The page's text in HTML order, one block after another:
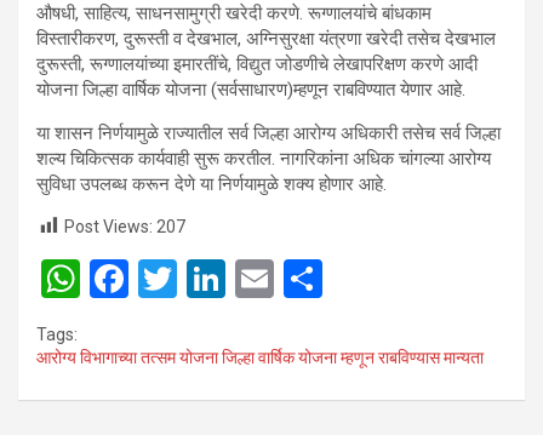
औषधी, साहित्य, साधनसामुग्री खरेदी करणे. रूग्णालयांचे बांधकाम
विस्तारीकरण, दुरूस्ती व देखभाल, अग्न‍िसुरक्षा यंत्रणा खरेदी तसेच देखभाल
दुरूस्ती, रूग्णालयांच्या इमारतींचे, विद्युत जोडणीचे लेखापरिक्षण करणे आदी
योजना जिल्हा वार्षिक योजना (सर्वसाधारण)म्हणून राबविण्यात येणार आहे.
या शासन निर्णयामुळे राज्यातील सर्व जिल्हा आरोग्य अधिकारी तसेच सर्व जिल्हा
शल्य चिकित्सक कार्यवाही सुरू करतील. नागरिकांना अधिक चांगल्या आरोग्य
सुविधा उपलब्ध करून देणे या निर्णयामुळे शक्य होणार आहे.
Post Views: 207
W
at
s
F
ce
b
T
tt
er
Li
ke
dI
E
ail ar
e
Tags:
आरोग्य विभागाच्या तत्सम योजना जिल्हा वार्षिक योजना म्हणून राबविण्यास मान्यता